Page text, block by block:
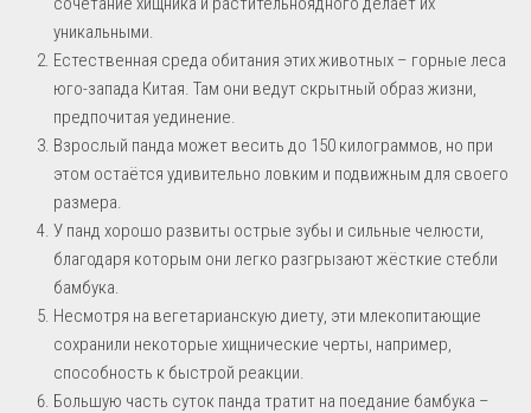
уникальными.
Естественная среда обитания этих животных – горные леса
юго-запада Китая. Там они ведут скрытный образ жизни,
предпочитая уединение.
Взрослый панда может весить до 150 килограммов, но при
этом остаётся удивительно ловким и подвижным для своего
размера.
У панд хорошо развиты острые зубы и сильные челюсти,
благодаря которым они легко разгрызают жёсткие стебли
бамбука.
Несмотря на вегетарианскую диету, эти млекопитающие
сохранили некоторые хищнические черты, например,
способность к быстрой реакции.
Большую часть суток панда тратит на поедание бамбука –